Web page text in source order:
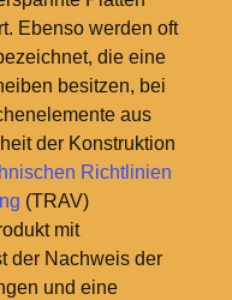
Ebenso werden oft
die eine
besitzen, bei
aus
der Konstruktion
Richtlinien
(TRAV)
mit
der Nachweis der
und eine